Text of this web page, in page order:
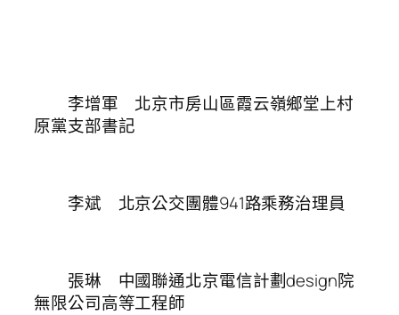
李增軍 北京市房山區霞云嶺鄉堂上村
原黨支部書記
李斌 北京公交團體941路乘務治理員
張琳 中國聯通北京電信計劃design院
無限公司高等工程師